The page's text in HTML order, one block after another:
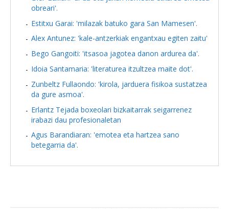
obreari'.
Estitxu Garai: 'milazak batuko gara San Mamesen'.
Alex Antunez: 'kale-antzerkiak engantxau egiten zaitu'
Bego Gangoiti: 'itsasoa jagotea danon ardurea da'.
Idoia Santamaria: 'literaturea itzultzea maite dot'.
Zunbeltz Fullaondo: 'kirola, jarduera fisikoa sustatzea
da gure asmoa'.
Erlantz Tejada boxeolari bizkaitarrak seigarrenez
irabazi dau profesionaletan
Agus Barandiaran: 'emotea eta hartzea sano
betegarria da'.